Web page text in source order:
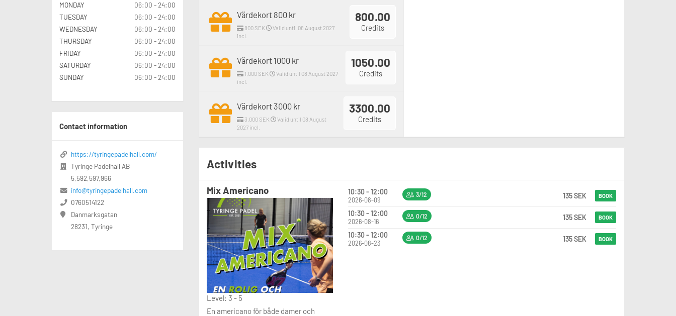
800.00
Credits
Värdekort 800 kr
800 SEK
Valid until 08 August 2027
incl.
1050.00
Credits
Värdekort 1000 kr
1,000 SEK
Valid until 08 August 2027
incl.
3300.00
Credits
Värdekort 3000 kr
3,000 SEK
Valid until 08 August
2027 incl.
Activities
Mix Americano
Level: 3 - 5
En americano för både damer och
10:30 - 12:00
2026-08-09
3/12 135 SEK BOOK
10:30 - 12:00
2026-08-16
0/12 135 SEK BOOK
10:30 - 12:00
2026-08-23
0/12 135 SEK BOOK
MONDAY
06:00 - 24:00
TUESDAY
06:00 - 24:00
WEDNESDAY
06:00 - 24:00
THURSDAY
06:00 - 24:00
FRIDAY
06:00 - 24:00
SATURDAY
06:00 - 24:00
SUNDAY
06:00 - 24:00
Contact information
https://tyringepadelhall.com/
Tyringe Padelhall AB
5,592,597,966
info@tyringepadelhall.com
0760514122
Danmarksgatan
28231, Tyringe